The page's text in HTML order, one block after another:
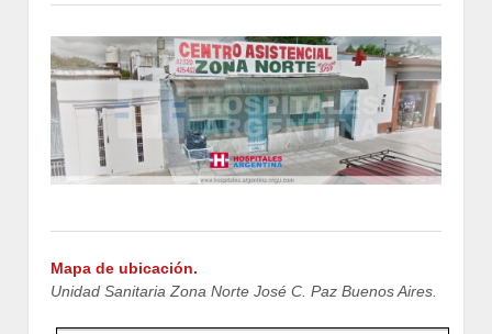
Mapa de ubicación.
Unidad Sanitaria Zona Norte José C. Paz Buenos Aires.